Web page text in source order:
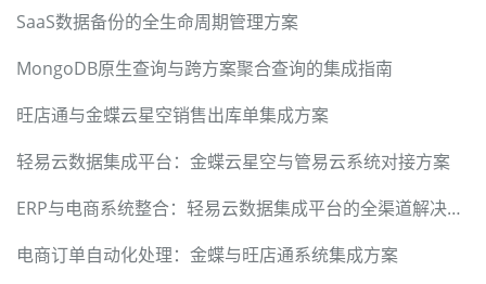
SaaS数据备份的全生命周期管理方案
MongoDB原生查询与跨方案聚合查询的集成指南
旺店通与金蝶云星空销售出库单集成方案
轻易云数据集成平台：金蝶云星空与管易云系统对接方案
ERP与电商系统整合：轻易云数据集成平台的全渠道解决方案
电商订单自动化处理：金蝶与旺店通系统集成方案